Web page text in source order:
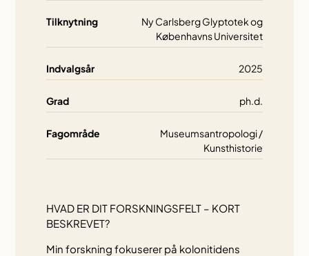
Tilknytning
Ny Carlsberg Glyptotek og
Københavns Universitet
Indvalgsår 2025
Grad ph.d.
Fagområde
Museumsantropologi /
Kunsthistorie
HVAD ER DIT FORSKNINGSFELT – KORT
BESKREVET?
Min forskning fokuserer på kolonitidens